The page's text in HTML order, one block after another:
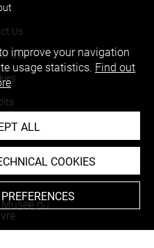
Us
use
compliant
improve your navigation
usage statistics. Find out
ALL
COOKIES